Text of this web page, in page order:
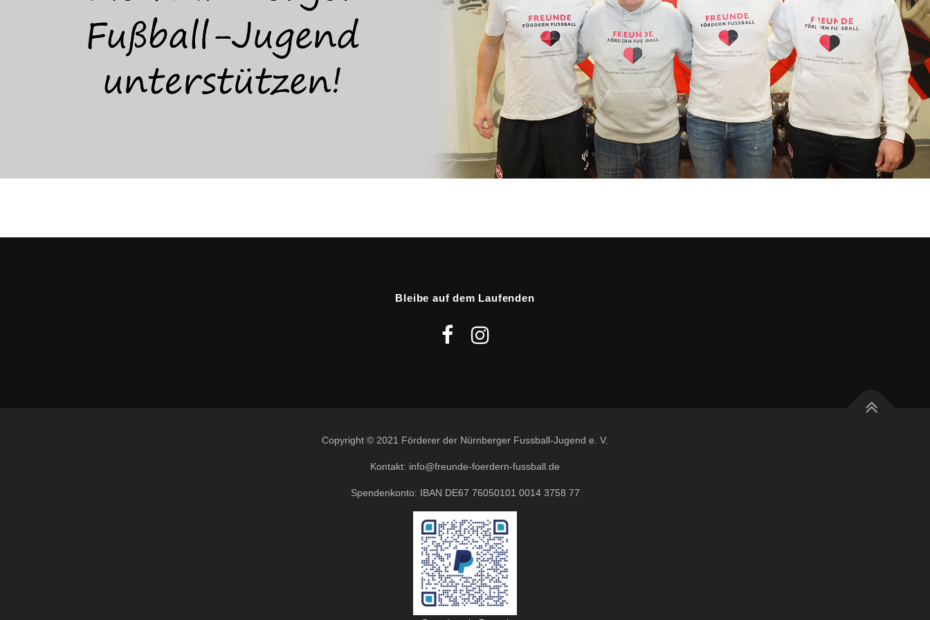
Bleibe auf dem Laufenden
Copyright © 2021 Förderer der Nürnberger Fussball-Jugend e. V.
Kontakt: info@freunde-foerdern-fussball.de
Spendenkonto: IBAN DE67 76050101 0014 3758 77